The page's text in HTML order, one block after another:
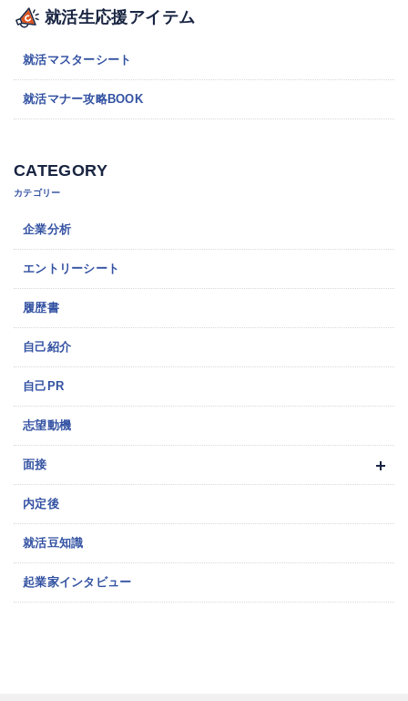
就活生応援アイテム
就活マスターシート
就活マナー攻略BOOK
CATEGORY
カテゴリー
企業分析
エントリーシート
履歴書
自己紹介
自己PR
志望動機
面接
内定後
就活豆知識
起業家インタビュー